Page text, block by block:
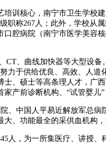
核心，南宁市卫生学校
职称267人；此外，学校
腔病院（南宁市医学美容
、曲线加快器等大型设备
于供给优良、高效、人
、硕士等高条理人才，广
产前诊断机构、“试管婴儿
中国人平易近解放军总病
、功能最全的采供血机构
，为一所集医疗、讲授、